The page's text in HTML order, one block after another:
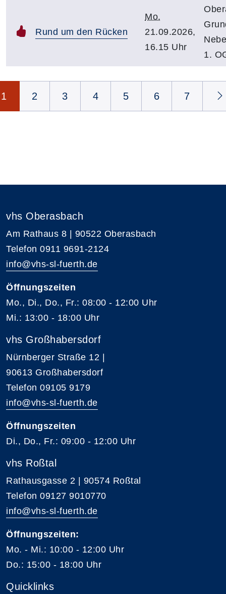
Rund um den Rücken
Mo.
21.09.2026,
16.15 Uhr
1.
1 2 3 4 5 6 7
vhs Oberasbach
Am Rathaus 8 | 90522 Oberasbach
Telefon 0911 9691-2124
info@vhs-sl-fuerth.de
Öffnungszeiten
Mo., Di., Do., Fr.: 08:00 - 12:00 Uhr
Mi.: 13:00 - 18:00 Uhr
vhs Großhabersdorf
Nürnberger Straße 12 |
90613 Großhabersdorf
Telefon 09105 9179
info@vhs-sl-fuerth.de
Öffnungszeiten
Di., Do., Fr.: 09:00 - 12:00 Uhr
vhs Roßtal
Rathausgasse 2 | 90574 Roßtal
Telefon 09127 9010770
info@vhs-sl-fuerth.de
Öffnungszeiten:
Mo. - Mi.: 10:00 - 12:00 Uhr
Do.: 15:00 - 18:00 Uhr
Quicklinks